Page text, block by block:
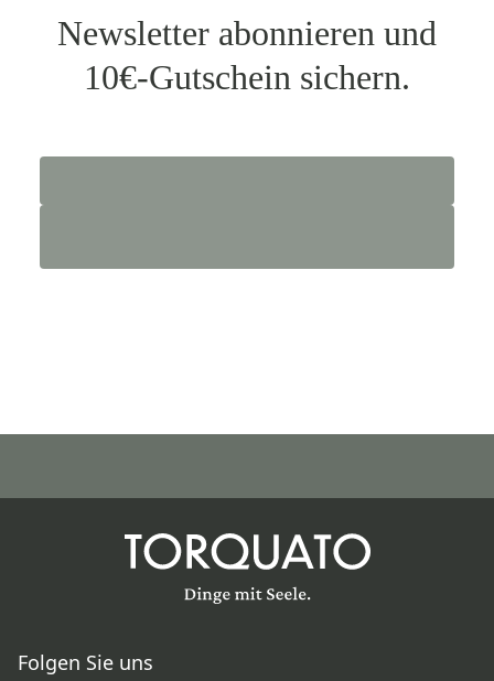
Newsletter abonnieren und
10€-Gutschein sichern.
Folgen Sie uns